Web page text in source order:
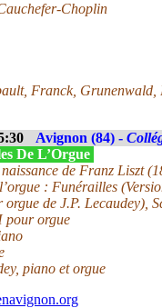
Choplin
Franck, Grunenwald,
Avignon (84) -
De L’Orgue
de Franz Liszt
: Funérailles
de J.P. Lecaudey),
pour orgue
piano et orgue